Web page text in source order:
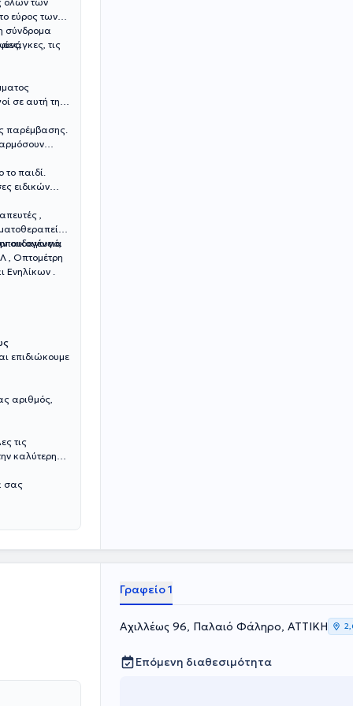
εύρος των
σύνδρομα
τις
σε αυτή τη
παρέμβασης.
το παιδί.
ειδικών
,
, Οπτομέτρη
Ενηλίκων .
οικογένεια
επιδιώκουμε
αριθμός,
τις
καλύτερη
σας
Γραφείο 1
Αχιλλέως 96, Παλαιό Φάληρο, ΑΤΤΙΚΗ
Επόμενη διαθεσιμότητα